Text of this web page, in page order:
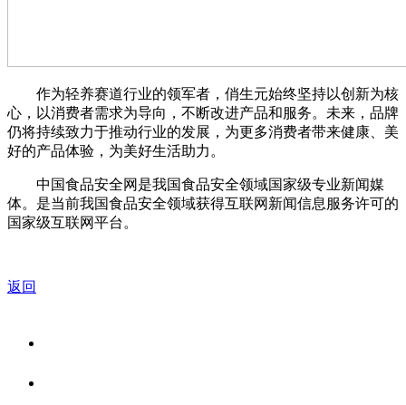
作为轻养赛道行业的领军者，俏生元始终坚持以创新为核
心，以消费者需求为导向，不断改进产品和服务。未来，品牌
仍将持续致力于推动行业的发展，为更多消费者带来健康、美
好的产品体验，为美好生活助力。
中国食品安全网是我国食品安全领域国家级专业新闻媒
体。是当前我国食品安全领域获得互联网新闻信息服务许可的
国家级互联网平台。
返回